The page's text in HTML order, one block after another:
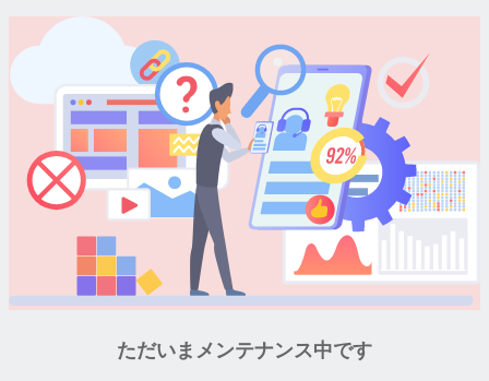
ただいまメンテナンス中です